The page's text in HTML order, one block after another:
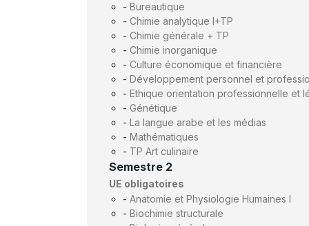
- Bureautique
- Chimie analytique I+TP
- Chimie générale + TP
- Chimie inorganique
- Culture économique et financière
- Développement personnel et
- Ethique orientation professionnelle et
- Génétique
- La langue arabe et les médias
- Mathématiques
- TP Art culinaire
Semestre 2
UE obligatoires
- Anatomie et Physiologie Humaines I
- Biochimie structurale